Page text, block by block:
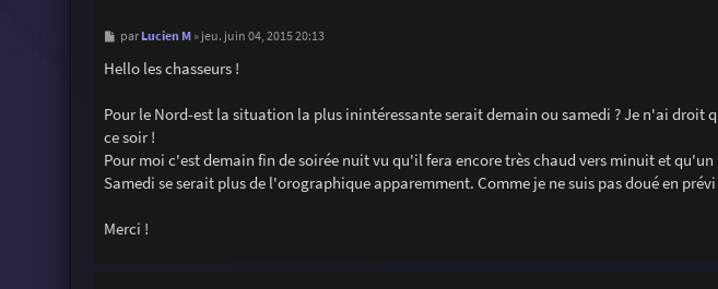
M
s
s
e
par Lucien M» jeu. juin 04, 2015 20:13
Hello les chasseurs !
Pour le Nord-est la situation la plus inintéressante serait demain ou samedi ? Je n'ai droit
ce soir !
Pour moi c'est demain fin de soirée nuit vu qu'il fera encore très chaud vers minuit et
Samedi se serait plus de l'orographique apparemment. Comme je ne suis pas doué en
Merci !